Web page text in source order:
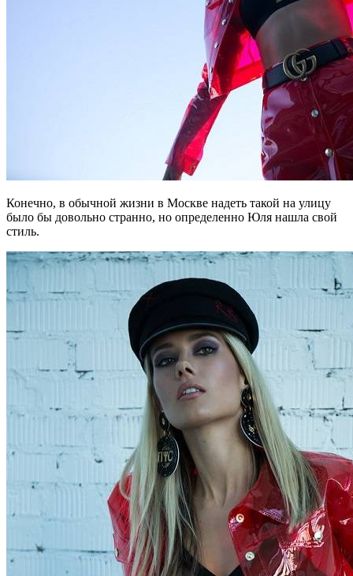
Конечно, в обычной жизни в Москве надеть такой на улицу
было бы довольно странно, но определенно Юля нашла свой
стиль.